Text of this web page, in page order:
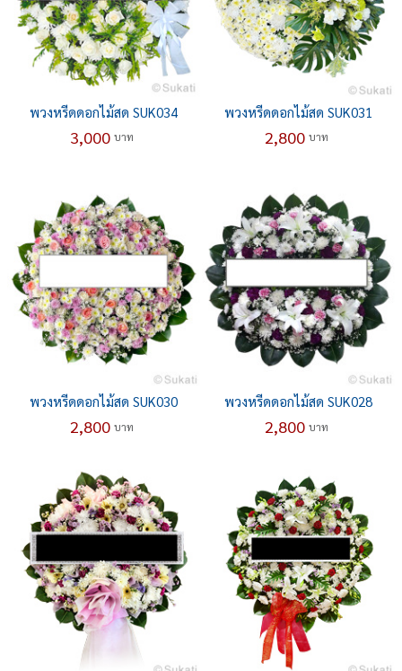
พวงหรีดดอกไม้สด SUK034
3,000 บาท
พวงหรีดดอกไม้สด SUK031
2,800 บาท
พวงหรีดดอกไม้สด SUK030
2,800 บาท
พวงหรีดดอกไม้สด SUK028
2,800 บาท